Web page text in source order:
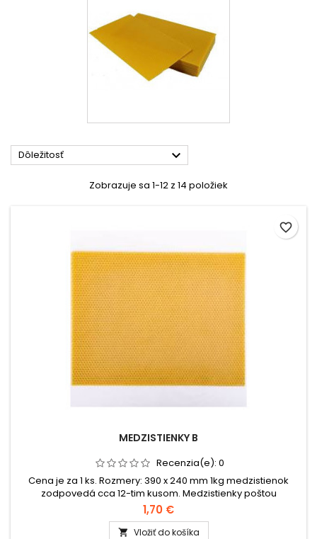
Dôležitosť 
Zobrazuje sa 1-12 z 14 položiek
MEDZISTIENKY B
Recenzia(e): 0
Cena je za 1 ks. Rozmery: 390 x 240 mm 1kg medzistienok
zodpovedá cca 12-tim kusom. Medzistienky poštou
nedoručujeme. Je možný len ich osobný odber v kamennej
predajni.
1,70 €
 Vložiť do košíka
favorite_border